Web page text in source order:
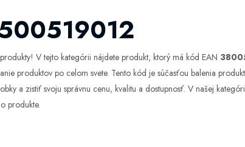
V tejto kategórii nájdete produkt, ktorý má kód EAN
produktov po celom svete. Tento kód je súčasťou balenia
a zistiť svoju správnu cenu, kvalitu a dostupnosť. V našej
produkte.